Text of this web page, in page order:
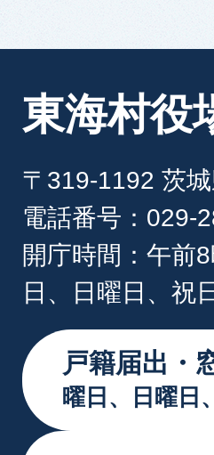
東海村役
〒319-1192 茨
電話番号：029-
開庁時間：午前
日、日曜日、祝
戸籍届出・
曜日、日曜日